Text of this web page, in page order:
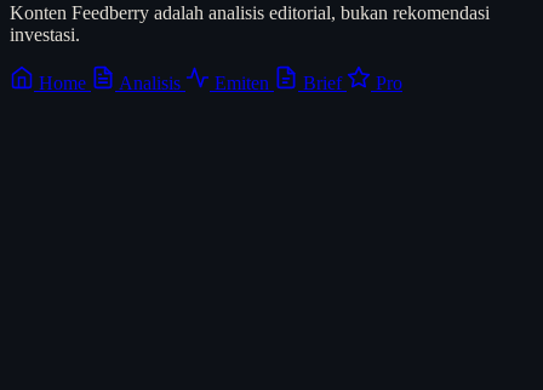
Konten Feedberry adalah analisis editorial, bukan rekomendasi
investasi.
Home Analisis Emiten Brief Pro